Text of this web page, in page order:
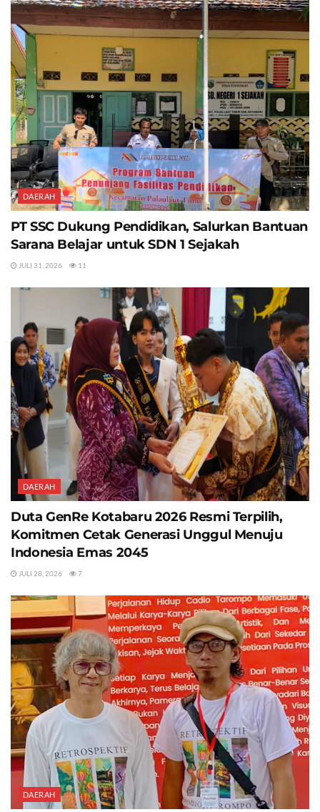
DAERAH
PT SSC Dukung Pendidikan, Salurkan Bantuan
Sarana Belajar untuk SDN 1 Sejakah
JULI 31, 2026 11
DAERAH
Duta GenRe Kotabaru 2026 Resmi Terpilih,
Komitmen Cetak Generasi Unggul Menuju
Indonesia Emas 2045
JULI 28, 2026 7
DAERAH